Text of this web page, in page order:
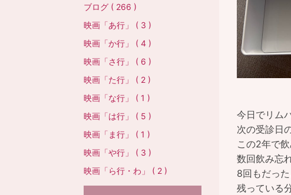
今日でリム
次の受診日
この2年で
数回飲み忘
8回もだった
残っている
ブログ ( 266 )
映画「あ行」 ( 3 )
映画「か行」 ( 4 )
映画「さ行」 ( 6 )
映画「た行」 ( 2 )
映画「な行」 ( 1 )
映画「は行」 ( 5 )
映画「ま行」 ( 1 )
映画「や行」 ( 3 )
映画「ら行・わ」 ( 2 )